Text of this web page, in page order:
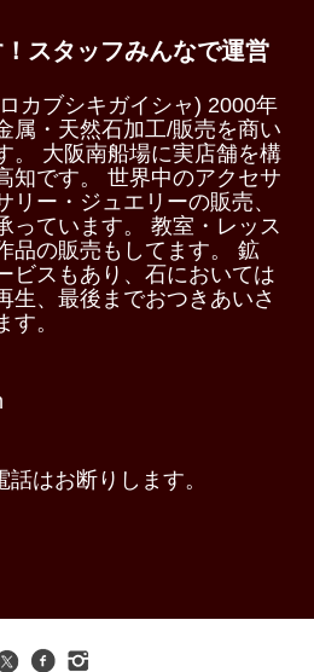
スタッフみんなで運営
カブシキガイシャ) 2000年
属・天然石加工/販売を商い
。 大阪南船場に実店舗を構
知です。 世界中のアクセサ
リー・ジュエリーの販売、
っています。 教室・レッス
品の販売もしてます。 鉱
ビスもあり、石においては
生、最後までおつきあいさ
。
はお断りします。